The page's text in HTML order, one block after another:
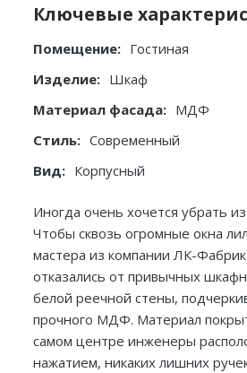
Ключевые
Помещение: Гостиная
Изделие: Шкаф
Материал фасада: МДФ
Стиль: Современный
Вид: Корпусный
Иногда очень хочется убрать
Чтобы сквозь огромные окна
мастера из компании ЛК-
отказались от привычных
белой реечной стены,
прочного МДФ. Материал
самом центре инженеры
нажатием, никаких лишних